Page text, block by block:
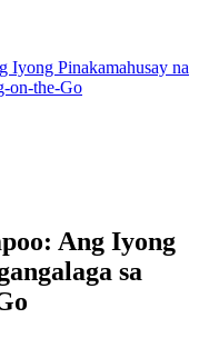
Iyong Pinakamahusay na
on-the-Go
Ang Iyong
sa